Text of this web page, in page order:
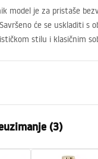
model je za pristaše
će se uskladiti s
stilu i klasičnim
Sanitarna
Imitacija
(3)